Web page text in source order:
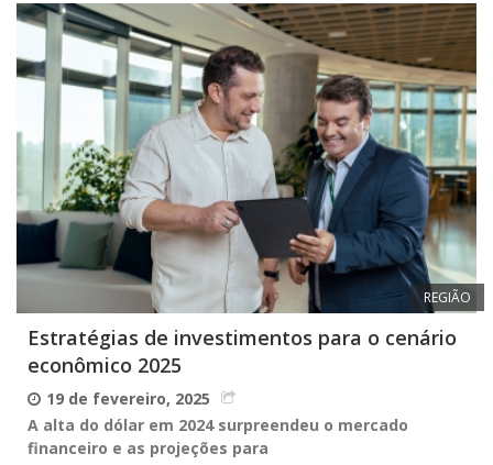
REGIÃO
Estratégias de investimentos para o cenário
econômico 2025
19 de fevereiro, 2025
A alta do dólar em 2024 surpreendeu o mercado
financeiro e as projeções para